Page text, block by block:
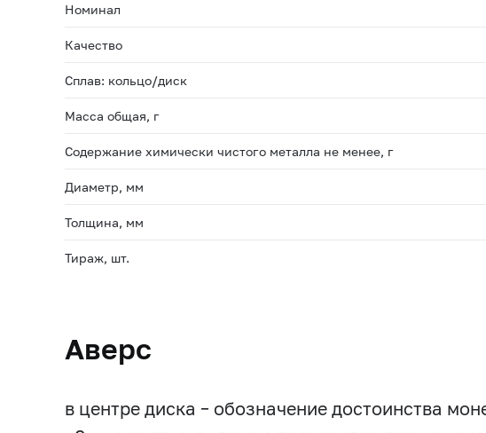
Номинал
Качество
Сплав: кольцо/диск
Масса общая, г
Содержание химически чистого металла не менее, г
Диаметр, мм
Толщина, мм
Тираж, шт.
Аверс
в центре диска – обозначение достоинства